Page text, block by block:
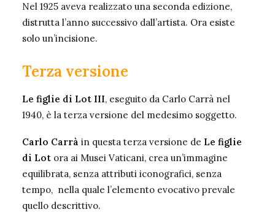
Nel 1925 aveva realizzato una seconda edizione,
distrutta l’anno successivo dall’artista. Ora esiste
solo un’incisione.
Terza versione
Le figlie di Lot III, eseguito da Carlo Carrà nel
1940, è la terza versione del medesimo soggetto.
Carlo Carrà in questa terza versione de Le figlie
di Lot ora ai Musei Vaticani, crea un’immagine
equilibrata, senza attributi iconografici, senza
tempo, nella quale l’elemento evocativo prevale
quello descrittivo.